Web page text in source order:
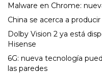
Malware en Chrome:
China se acerca a
Dolby Vision 2 ya está
Hisense
6G: nueva tecnología
las paredes